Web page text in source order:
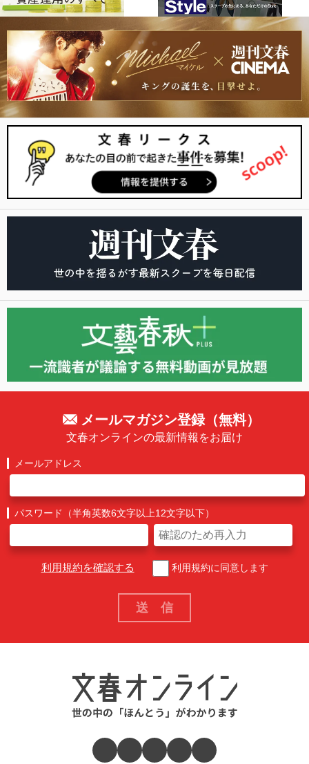
メールマガジン登録（無料）
文春オンラインの最新情報をお届け
メールアドレス
パスワード（半角英数6文字以上12文字以下）
利用規約を確認する 利用規約に同意します